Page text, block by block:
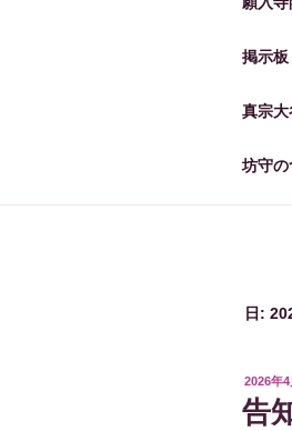
掲示
真宗
坊守の
日:
投
稿
日:
2026年4
告